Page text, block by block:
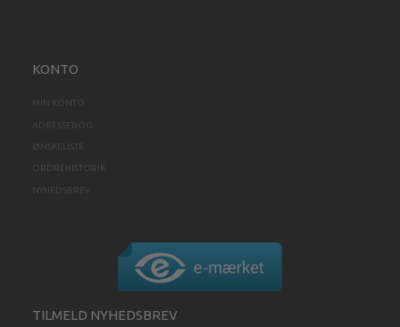
KONTO
MIN KONTO
ADRESSEBOG
ØNSKELISTE
ORDREHISTORIK
NYHEDSBREV
TILMELD NYHEDSBREV